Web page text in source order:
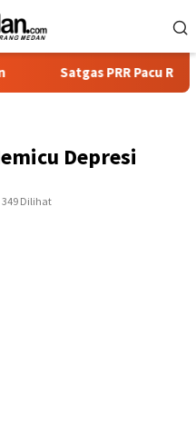
PRR Pacu Realisasi
Depresi
349 Dilihat